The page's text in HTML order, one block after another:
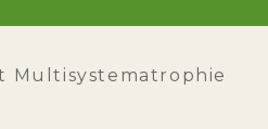
Multisystematrophie